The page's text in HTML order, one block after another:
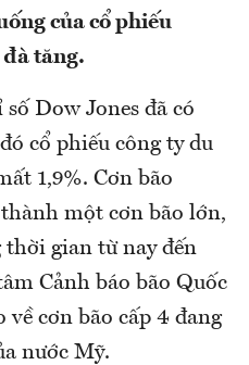
của cổ phiếu
tăng.
Dow Jones đã có
cổ phiếu công ty du
1,9%. Cơn bão
một cơn bão lớn,
gian từ nay đến
Cảnh báo bão Quốc
cơn bão cấp 4 đang
nước Mỹ.